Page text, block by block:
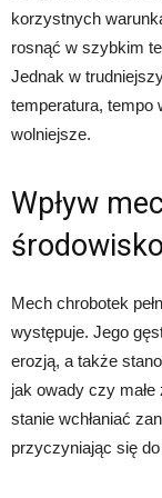
korzystnych
rosnąć w szybkim
Jednak w
temperatura, tempo
wolniejsze.
Wpływ
środowisko
Mech chrobotek
występuje. Jego
erozją, a także
jak owady czy
stanie wchłaniać
przyczyniając się